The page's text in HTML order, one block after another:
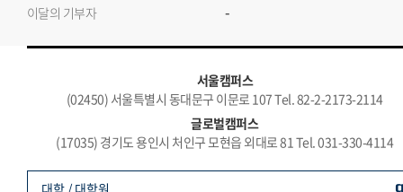
이달의 기부자
-
서울캠퍼스
(02450) 서울특별시 동대문구 이문로 107 Tel. 82-2-2173-2114
글로벌캠퍼스
(17035) 경기도 용인시 처인구 모현읍 외대로 81 Tel. 031-330-4114
대학 / 대학원